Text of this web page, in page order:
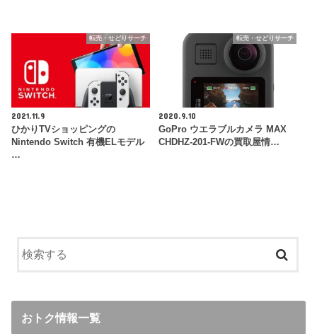
転売・せどりサーチ
2021.11.9
ひかりTVショッピングの
Nintendo Switch 有機ELモデル
…
転売・せどりサーチ
2020.9.10
GoPro ウエラブルカメラ MAX
CHDHZ-201-FWの買取屋情…
おトク情報一覧